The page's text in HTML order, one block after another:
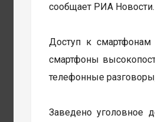
сообщает РИА Новости.
Доступ к
смартфоны
телефонные
Заведено уголовное